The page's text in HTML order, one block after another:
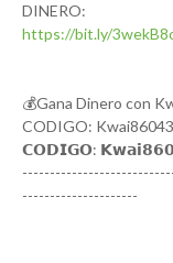
DINERO:
https://bit.ly/
💰Gana Dinero con
CODIGO:
𝗖𝗢𝗗𝗜𝗚𝗢:
---------------------